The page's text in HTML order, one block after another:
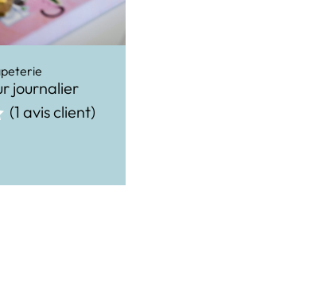
journalier
(1 avis client)